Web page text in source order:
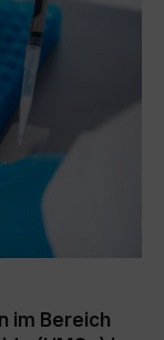
im Bereich